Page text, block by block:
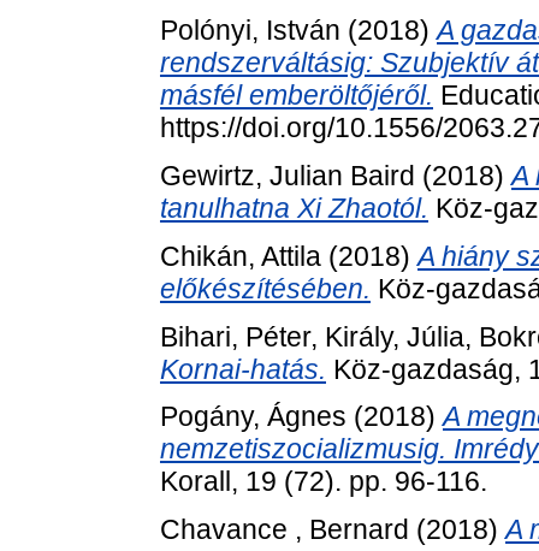
Polónyi, István (2018)A
rendszerváltásig: Szubjektív
másfél emberöltőjéről.
https://doi.org/10.1556/
Gewirtz, Julian Baird (2018)A
tanulhatna Xi Zhaotól. Köz-
Chikán, Attila (2018)A hiány
előkészítésében. Köz-
Bihari, Péter, Király, Júlia,
Kornai-hatás. Köz-gazdaság,
Pogány, Ágnes (2018)A
nemzetiszocializmusig.
Korall, 19 (72). pp. 96-116.
Chavance , Bernard (2018)A